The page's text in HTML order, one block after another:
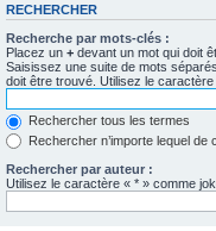
RECHERCHER
Recherche par mots-clés :
Placez un + devant un mot qui doit
Saisissez une suite de mots
doit être trouvé. Utilisez le
Rechercher tous les termes
Rechercher n’importe lequel de
Rechercher par auteur :
Utilisez le caractère « * » comme